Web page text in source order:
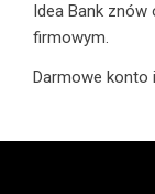
Idea Bank znów
firmowym.
Darmowe konto